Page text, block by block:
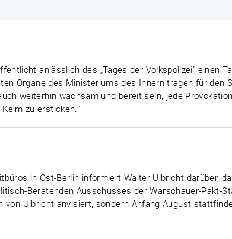
anlässlich des „Tages der Volkspolizei" einen
Organe des Ministeriums des Innern tragen für den
weiterhin wachsam und bereit sein, jede
zu ersticken."
in Ost-Berlin informiert Walter Ulbricht darüber,
Beratenden Ausschusses der Warschauer-Pakt-
Ulbricht anvisiert, sondern Anfang August